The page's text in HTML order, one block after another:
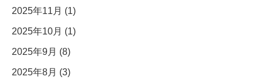
2025年11月 (1)
2025年10月 (1)
2025年9月 (8)
2025年8月 (3)